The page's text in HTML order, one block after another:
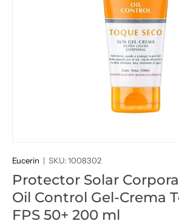
Eucerin | SKU:1008302
Protector Solar
Oil Control Gel-Crema
FPS 50+ 200 ml